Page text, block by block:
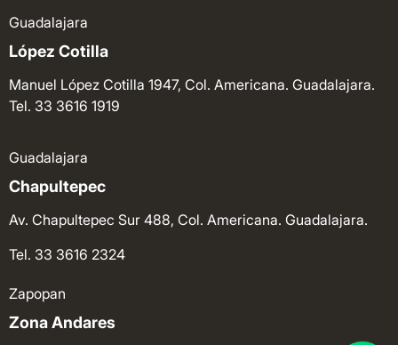
Guadalajara
López Cotilla
Manuel López Cotilla 1947, Col. Americana. Guadalajara.
Tel. 33 3616 1919
Guadalajara
Chapultepec
Av. Chapultepec Sur 488, Col. Americana. Guadalajara.
Tel. 33 3616 2324
Zapopan
Zona Andares